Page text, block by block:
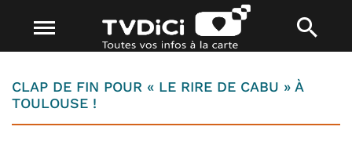
CLAP DE FIN POUR « LE RIRE DE CABU » À
TOULOUSE !